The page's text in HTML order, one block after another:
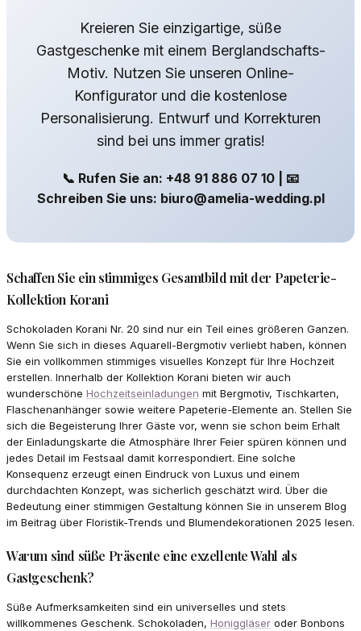
Kreieren Sie einzigartige, süße
Gastgeschenke mit einem Berglandschafts-
Motiv. Nutzen Sie unseren Online-
Konfigurator und die kostenlose
Personalisierung. Entwurf und Korrekturen
sind bei uns immer gratis!
📞 Rufen Sie an: +48 91 886 07 10 | 📧
Schreiben Sie uns: biuro@amelia-wedding.pl
Schaffen Sie ein stimmiges Gesamtbild mit der Papeterie-
Kollektion Korani
Schokoladen Korani Nr. 20 sind nur ein Teil eines größeren Ganzen.
Wenn Sie sich in dieses Aquarell-Bergmotiv verliebt haben, können
Sie ein vollkommen stimmiges visuelles Konzept für Ihre Hochzeit
erstellen. Innerhalb der Kollektion Korani bieten wir auch
wunderschöne Hochzeitseinladungen mit Bergmotiv, Tischkarten,
Flaschenanhänger sowie weitere Papeterie-Elemente an. Stellen Sie
sich die Begeisterung Ihrer Gäste vor, wenn sie schon beim Erhalt
der Einladungskarte die Atmosphäre Ihrer Feier spüren können und
jedes Detail im Festsaal damit korrespondiert. Eine solche
Konsequenz erzeugt einen Eindruck von Luxus und einem
durchdachten Konzept, was sicherlich geschätzt wird. Über die
Bedeutung einer stimmigen Gestaltung können Sie in unserem Blog
im Beitrag über Floristik-Trends und Blumendekorationen 2025 lesen.
Warum sind süße Präsente eine exzellente Wahl als
Gastgeschenk?
Süße Aufmerksamkeiten sind ein universelles und stets
willkommenes Geschenk. Schokoladen, Honiggläser oder Bonbons